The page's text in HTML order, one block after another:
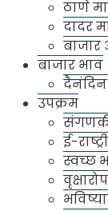
ठाणे
दादर
बाजार
बाजार भाव
दैनंदिन
उपक्रम
ई-
स्वच्छ
अनुज्ञप्ती
मार्केटचे
नाव
ठाणे
मार्केट
१७
बाजार